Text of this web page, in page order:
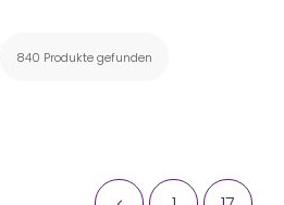
840 Produkte gefunden